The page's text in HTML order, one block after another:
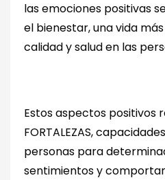
las emociones positivas
el bienestar, una vida
calidad y salud en las
Estos aspectos positivos
FORTALEZAS,
personas para
sentimientos y